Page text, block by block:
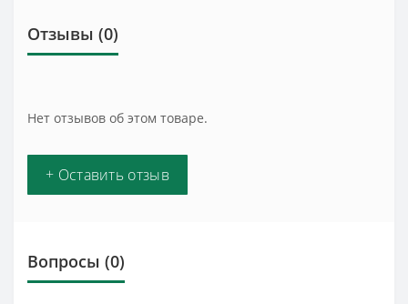
Отзывы (0)
Нет отзывов об этом товаре.
+ Оставить отзыв
Вопросы (0)